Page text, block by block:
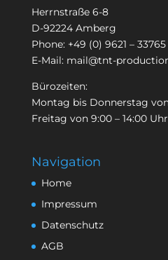
Herrnstraße 6-8
D-92224 Amberg
Phone: +49 (0) 9621 – 33765
E-Mail: mail@tnt-
Bürozeiten:
Montag bis Donnerstag
Freitag von 9:00 – 14:00 Uhr
Navigation
Home
Impressum
Datenschutz
AGB